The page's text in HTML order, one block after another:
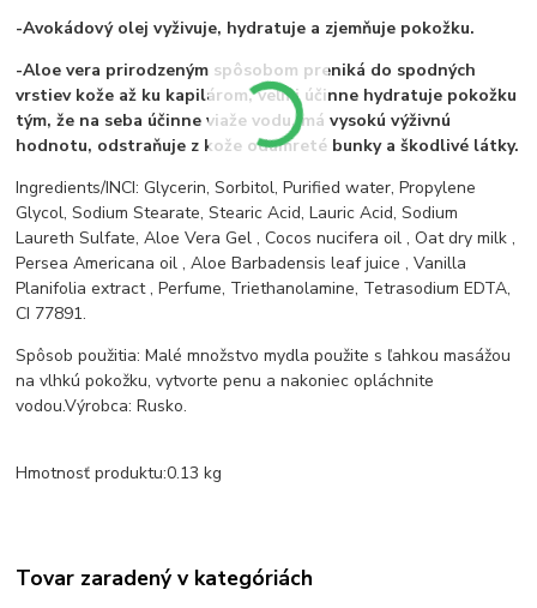
-Avokádový olej vyživuje, hydratuje a zjemňuje pokožku.
-Aloe vera prirodzeným spôsobom preniká do spodných
vrstiev kože až ku kapilárom, veľmi účinne hydratuje pokožku
tým, že na seba účinne viaže vodu, má vysokú výživnú
hodnotu, odstraňuje z kože odumreté bunky a škodlivé látky.
Ingredients/INCI: Glycerin, Sorbitol, Purified water, Propylene
Glycol, Sodium Stearate, Stearic Acid, Lauric Acid, Sodium
Laureth Sulfate, Aloe Vera Gel , Cocos nucifera oil , Oat dry milk ,
Persea Americana oil , Aloe Barbadensis leaf juice , Vanilla
Planifolia extract , Perfume, Triethanolamine, Tetrasodium EDTA,
CI 77891.
Spôsob použitia: Malé množstvo mydla použite s ľahkou masážou
na vlhkú pokožku, vytvorte penu a nakoniec opláchnite
vodou.Výrobca: Rusko.
Hmotnosť produktu:0.13 kg
Tovar zaradený v kategóriách